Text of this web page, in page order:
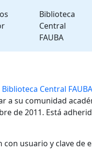
Biblioteca
Central
FAUBA
Biblioteca Central FAUBA
a su comunidad
de 2011. Está
con usuario y clave de